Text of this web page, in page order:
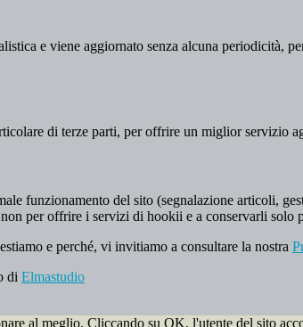
e viene aggiornato senza alcuna
di terze parti, per offrire un miglior servizio
funzionamento del sito (segnalazione articoli,
per offrire i servizi di hookii e a conservarli
e perché, vi invitiamo a consultare la nostra
di Elmastudio
al meglio. Cliccando su OK, l'utente del sito